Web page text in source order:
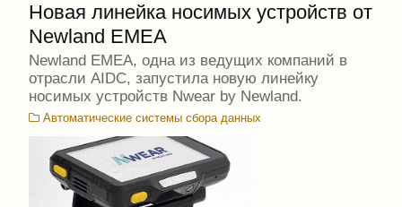
Новая линейка носимых устройств от
Newland EMEA
Newland EMEA, одна из ведущих компаний в
отрасли AIDC, запустила новую линейку
носимых устройств Nwear by Newland.
Автоматические системы сбора данных